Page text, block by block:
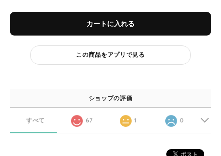
カートに入れる
この商品をアプリで見る
ショップの評価
すべて 67 1 0